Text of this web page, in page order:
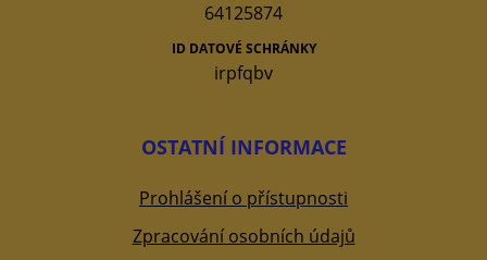
64125874
ID DATOVÉ SCHRÁNKY
irpfqbv
OSTATNÍ INFORMACE
Prohlášení o přístupnosti
Zpracování osobních údajů